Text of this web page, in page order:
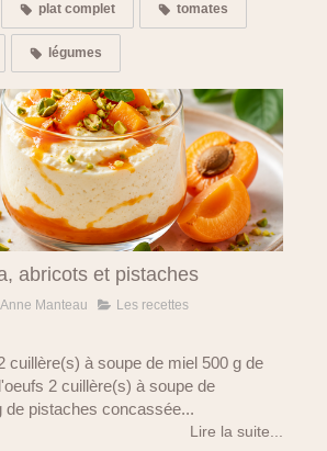
plat complet tomates
légumes
abricots et pistaches
Anne Manteau Les recettes
cuillère(s) à soupe de miel 500 g de
2 cuillère(s) à soupe de
de pistaches concassée...
Lire la suite...